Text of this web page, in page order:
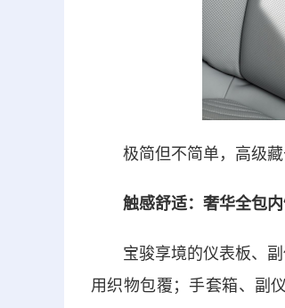
极简但不简单，高级藏
触感舒适：奢华全包内
宝骏享境的仪表板、副
用织物包覆；手套箱、副